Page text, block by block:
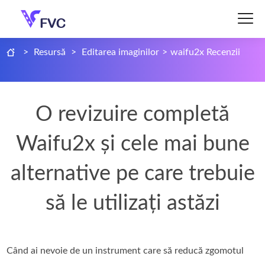
> Resursă > Editarea imaginilor > waifu2x Recenzii
O revizuire completă
Waifu2x și cele mai bune
alternative pe care trebuie
să le utilizați astăzi
Când ai nevoie de un instrument care să reducă zgomotul